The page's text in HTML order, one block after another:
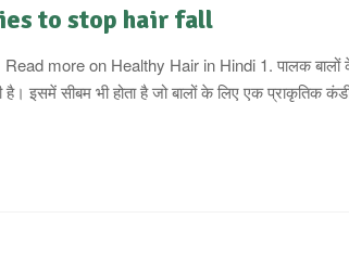
to stop hair fall
more on Healthy Hair in Hindi 1. पालक
इसमें सीबम भी होता है जो बालों के लिए एक प्राकृतिक